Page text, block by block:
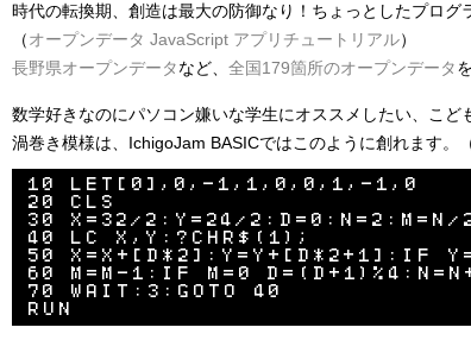
時代の転換期、創造は最大の防御なり！ちょっとしたプログ
（オープンデータ JavaScript アプリチュートリアル）
長野県オープンデータなど、 全国179箇所のオープンデータ
数学好きなのにパソコン嫌いな学生にオススメしたい、こど
渦巻き模様は、IchigoJam BASICではこのように創れます。
10 LET[0],0,-1,1,0,0,1,-1,0
20 CLS
30 X=32/2:Y=24/2:D=0:N=2:M=N/
40 LC X,Y:?CHR$(1);
50 X=X+[D*2]:Y=Y+[D*2+1]:IF
60 M=M-1:IF M=0
70 WAIT:3:GOTO 40